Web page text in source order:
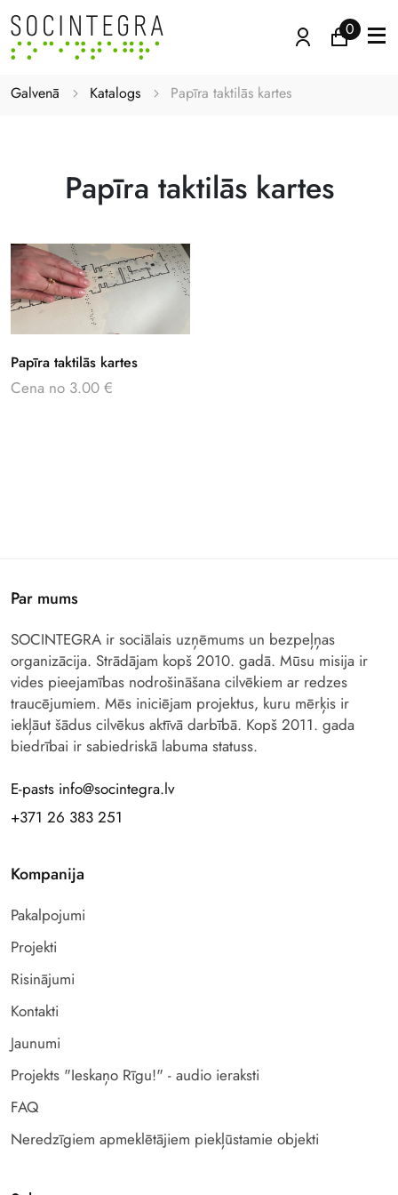
0
Galvenā Katalogs Papīra taktilās kartes
Papīra taktilās kartes
Papīra taktilās kartes
Cena no 3.00 €
Par mums
SOCINTEGRA ir sociālais uzņēmums un bezpeļņas
organizācija. Strādājam kopš 2010. gadā. Mūsu misija ir
vides pieejamības nodrošināšana cilvēkiem ar redzes
traucējumiem. Mēs iniciējam projektus, kuru mērķis ir
iekļāut šādus cilvēkus aktīvā darbībā. Kopš 2011. gada
biedrībai ir sabiedriskā labuma statuss.
E-pasts info@socintegra.lv
+371 26 383 251
Kompanija
Pakalpojumi
Projekti
Risinājumi
Kontakti
Jaunumi
Projekts "Ieskaņo Rīgu!" - audio ieraksti
FAQ
Neredzīgiem apmeklētājiem piekļūstamie objekti